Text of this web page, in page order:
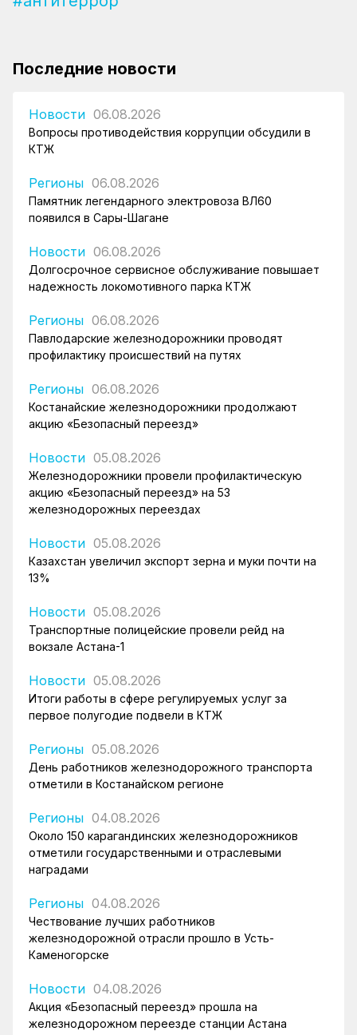
Последние новости
Новости 06.08.2026
Вопросы противодействия коррупции обсудили в
КТЖ
Регионы 06.08.2026
Памятник легендарного электровоза ВЛ60
появился в Сары-Шагане
Новости 06.08.2026
Долгосрочное сервисное обслуживание повышает
надежность локомотивного парка КТЖ
Регионы 06.08.2026
Павлодарские железнодорожники проводят
профилактику происшествий на путях
Регионы 06.08.2026
Костанайские железнодорожники продолжают
акцию «Безопасный переезд»
Новости 05.08.2026
Железнодорожники провели профилактическую
акцию «Безопасный переезд» на 53
железнодорожных переездах
Новости 05.08.2026
Казахстан увеличил экспорт зерна и муки почти на
13%
Новости 05.08.2026
Транспортные полицейские провели рейд на
вокзале Астана-1
Новости 05.08.2026
Итоги работы в сфере регулируемых услуг за
первое полугодие подвели в КТЖ
Регионы 05.08.2026
День работников железнодорожного транспорта
отметили в Костанайском регионе
Регионы 04.08.2026
Около 150 карагандинских железнодорожников
отметили государственными и отраслевыми
наградами
Регионы 04.08.2026
Чествование лучших работников
железнодорожной отрасли прошло в Усть-
Каменогорске
Новости 04.08.2026
Акция «Безопасный переезд» прошла на
железнодорожном переезде станции Астана